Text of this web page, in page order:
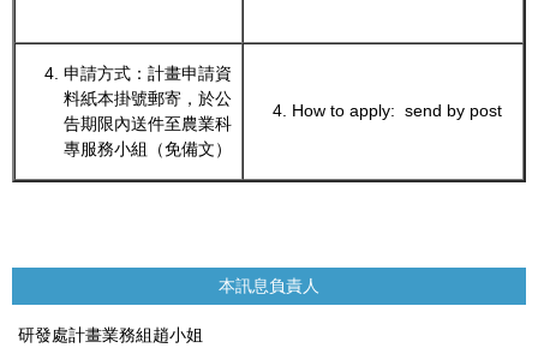
申請方式：計畫申請資
料紙本掛號郵寄，於公
告期限內送件至農業科
專服務小組（免備文）
How to apply: send by post
本訊息負責人
研發處計畫業務組趙小姐